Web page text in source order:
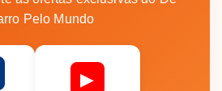
Pelo Mundo
▶